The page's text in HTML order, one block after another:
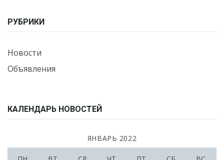
РУБРИКИ
Новости
Объявления
КАЛЕНДАРЬ НОВОСТЕЙ
ЯНВАРЬ 2022